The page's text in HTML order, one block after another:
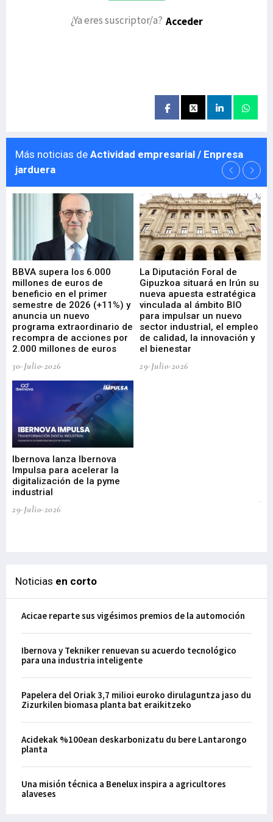
¿Ya eres suscriptor/a? Acceder
Más noticias de Actividad empresarial / Enpresa
jarduera
BBVA supera los 6.000
millones de euros de
beneficio en el primer
semestre de 2026 (+11%) y
anuncia un nuevo
programa extraordinario de
recompra de acciones por
2.000 millones de euros
30-Julio-2026
La Diputación Foral de
Gipuzkoa situará en Irún su
nueva apuesta estratégica
vinculada al ámbito BIO
para impulsar un nuevo
sector industrial, el empleo
de calidad, la innovación y
el bienestar
29-Julio-2026
Ibernova lanza Ibernova
Impulsa para acelerar la
digitalización de la pyme
industrial
29-Julio-2026
Noticias en corto
Acicae reparte sus vigésimos premios de la automoción
Ibernova y Tekniker renuevan su acuerdo tecnológico
para una industria inteligente
Papelera del Oriak 3,7 milioi euroko dirulaguntza jaso du
Zizurkilen biomasa planta bat eraikitzeko
Acidekak %100ean deskarbonizatu du bere Lantarongo
planta
Una misión técnica a Benelux inspira a agricultores
alaveses